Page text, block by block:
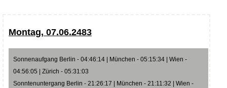
Montag, 07.06.2483
Sonnenaufgang Berlin - 04:46:14 | München - 05:15:34 | Wien -
04:56:05 | Zürich - 05:31:03
Sonntenuntergang Berlin - 21:26:17 | München - 21:11:32 | Wien -